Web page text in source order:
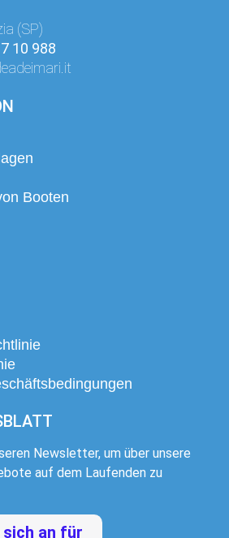
(SP)
10 988
Booten
Newsletter, um über unsere
auf dem Laufenden zu
sich an für